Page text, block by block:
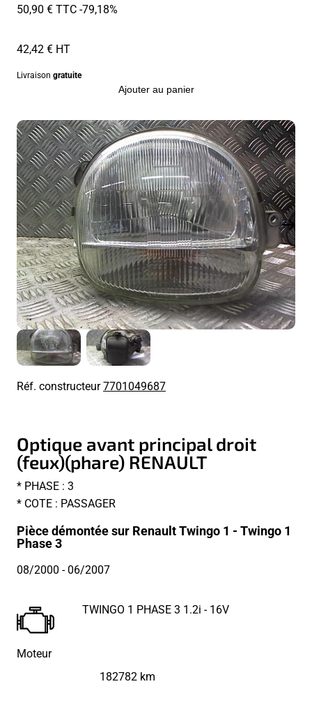
50,90 € TTC-79,18%
42,42 € HT
Livraison gratuite
Ajouter au panier
Réf. constructeur7701049687
Optique avant principal droit
(feux)(phare) RENAULT
* PHASE : 3
* COTE : PASSAGER
Pièce démontée sur Renault Twingo 1 - Twingo 1
Phase 3
08/2000 - 06/2007
Moteur
TWINGO 1 PHASE 3 1.2i - 16V
182782 km